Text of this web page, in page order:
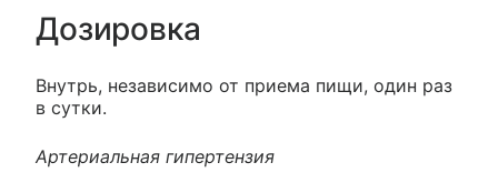
Дозировка
Внутрь, независимо от приема пищи, один раз
в сутки.
Артериальная гипертензия